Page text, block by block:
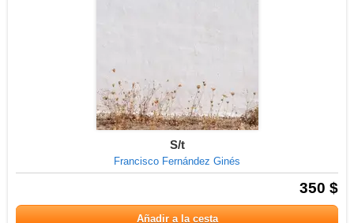
S/t
Francisco Fernández Ginés
350 $
Añadir a la cesta